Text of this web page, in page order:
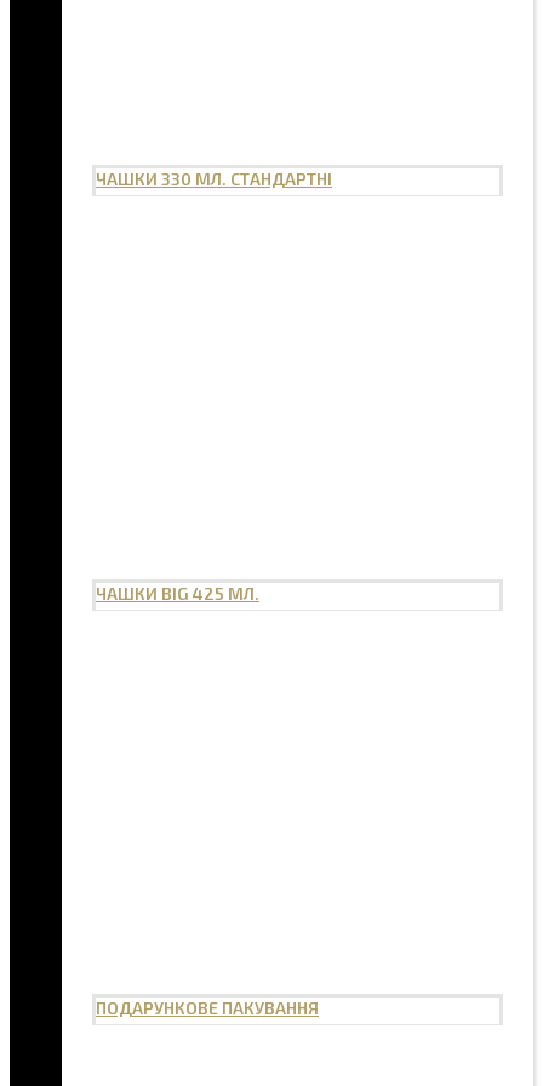
ЧАШКИ 330 МЛ. СТАНДАРТНІ
ЧАШКИ BIG 425 МЛ.
ПОДАРУНКОВЕ ПАКУВАННЯ